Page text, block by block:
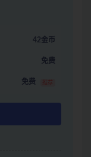
42金币
免费
免费 推荐